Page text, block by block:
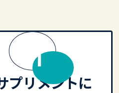
MERIT
プリメントに